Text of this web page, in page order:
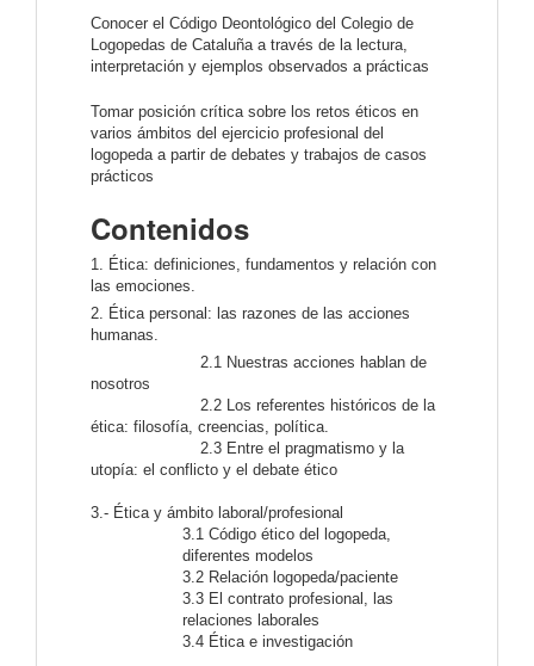
Conocer el Código Deontológico del Colegio de
Logopedas de Cataluña a través de la lectura,
interpretación y ejemplos observados a prácticas
Tomar posición crítica sobre los retos éticos en
varios ámbitos del ejercicio profesional del
logopeda a partir de debates y trabajos de casos
prácticos
Contenidos
1. Ética: definiciones, fundamentos y relación con
las emociones.
2. Ética personal: las razones de las acciones
humanas.
2.1 Nuestras acciones hablan de
nosotros
2.2 Los referentes históricos de la
ética: filosofía, creencias, política.
2.3 Entre el pragmatismo y la
utopía: el conflicto y el debate ético
3.- Ética y ámbito laboral/profesional
3.1 Código ético del logopeda,
diferentes modelos
3.2 Relación logopeda/paciente
3.3 El contrato profesional, las
relaciones laborales
3.4 Ética e investigación